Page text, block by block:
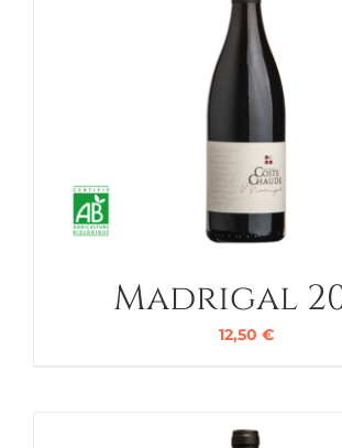
Madrigal
12,50 €